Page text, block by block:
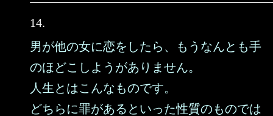
14.
男が他の女に恋をしたら、もうなんとも手
のほどこしようがありません。
人生とはこんなものです。
どちらに罪があるといった性質のものでは